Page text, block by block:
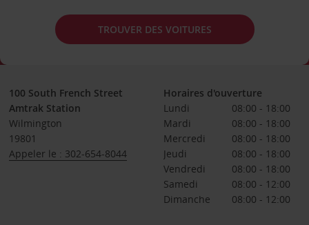
TROUVER DES VOITURES
100 South French Street
Amtrak Station
Wilmington
19801
Appeler le : 302-654-8044
Horaires d'ouverture
Lundi
08:00 - 18:00
Mardi
08:00 - 18:00
Mercredi
08:00 - 18:00
Jeudi
08:00 - 18:00
Vendredi
08:00 - 18:00
Samedi
08:00 - 12:00
Dimanche
08:00 - 12:00